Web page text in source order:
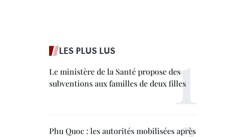
LES PLUS LUS
Le ministère de la Santé propose des
subventions aux familles de deux filles
Phu Quoc : les autorités mobilisées après